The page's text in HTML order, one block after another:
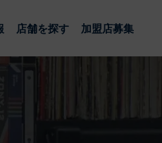
店舗を探す 加盟店募集